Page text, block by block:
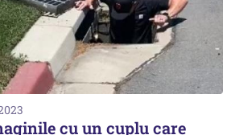
cu un cuplu care